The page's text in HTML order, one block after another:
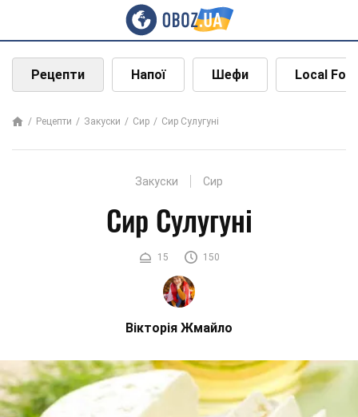
Рецепти Напої Шефи Local
Рецепти Закуски Сир Сир Сулугуні
Закуски Сир
Сир Сулугуні
15 150
Вікторія Жмайло